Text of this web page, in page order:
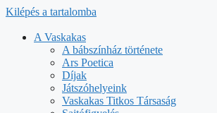
Kilépés a tartalomba
A Vaskakas
A bábszínház története
Ars Poetica
Díjak
Játszóhelyeink
Vaskakas Titkos Társaság